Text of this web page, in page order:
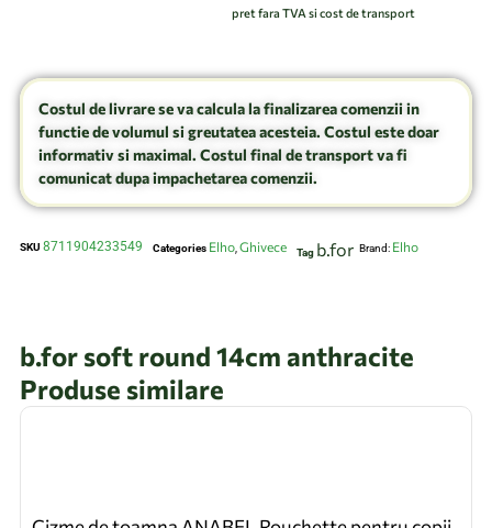
pret fara TVA si cost de transport
Costul de livrare se va calcula la finalizarea comenzii in
functie de volumul si greutatea acesteia. Costul este doar
informativ si maximal. Costul final de transport va fi
comunicat dupa impachetarea comenzii.
SKU 8711904233549 Categories Elho Ghivece Tag b.for Brand: Elho
b.for soft round 14cm anthracite
Produse similare